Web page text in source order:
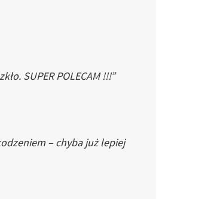
SUPER POLECAM !!!”
– chyba już lepiej